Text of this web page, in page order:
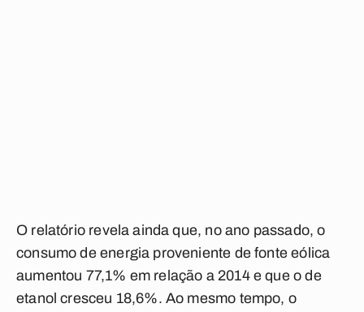
O relatório revela ainda que, no ano passado, o
consumo de energia proveniente de fonte eólica
aumentou 77,1% em relação a 2014 e que o de
etanol cresceu 18,6%. Ao mesmo tempo, o